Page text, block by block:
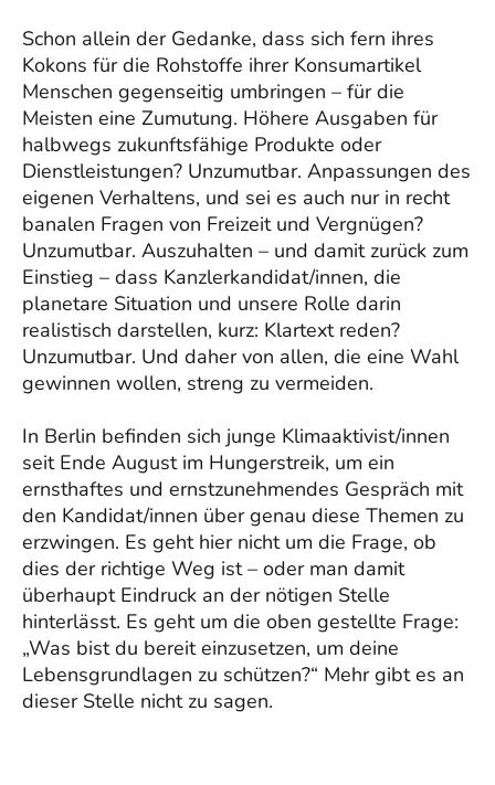
Schon allein der Gedanke, dass sich fern ihres
Kokons für die Rohstoffe ihrer Konsumartikel
Menschen gegenseitig umbringen – für die
Meisten eine Zumutung. Höhere Ausgaben für
halbwegs zukunftsfähige Produkte oder
Dienstleistungen? Unzumutbar. Anpassungen des
eigenen Verhaltens, und sei es auch nur in recht
banalen Fragen von Freizeit und Vergnügen?
Unzumutbar. Auszuhalten – und damit zurück zum
Einstieg – dass Kanzlerkandidat/innen, die
planetare Situation und unsere Rolle darin
realistisch darstellen, kurz: Klartext reden?
Unzumutbar. Und daher von allen, die eine Wahl
gewinnen wollen, streng zu vermeiden.
In Berlin befinden sich junge Klimaaktivist/innen
seit Ende August im Hungerstreik, um ein
ernsthaftes und ernstzunehmendes Gespräch mit
den Kandidat/innen über genau diese Themen zu
erzwingen. Es geht hier nicht um die Frage, ob
dies der richtige Weg ist – oder man damit
überhaupt Eindruck an der nötigen Stelle
hinterlässt. Es geht um die oben gestellte Frage:
„Was bist du bereit einzusetzen, um deine
Lebensgrundlagen zu schützen?“ Mehr gibt es an
dieser Stelle nicht zu sagen.